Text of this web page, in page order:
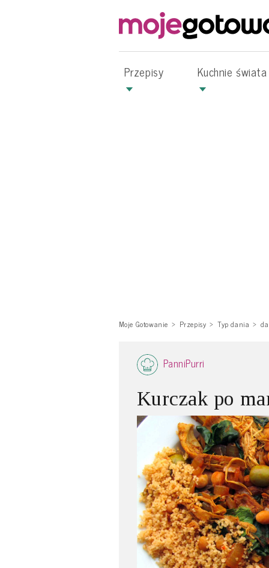
Przepisy Kuchnie świata
Moje Gotowanie Przepisy Typ dania
PanniPurri
Kurczak po